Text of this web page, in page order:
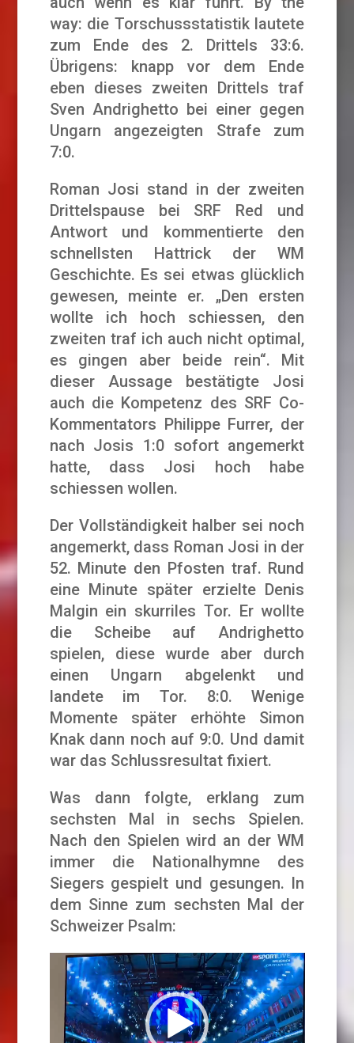
way: die Torschussstatistik lautete
zum Ende des 2. Drittels 33:6.
Übrigens: knapp vor dem Ende
eben dieses zweiten Drittels traf
Sven Andrighetto bei einer gegen
Ungarn angezeigten Strafe zum
7:0.
Roman Josi stand in der zweiten
Drittelspause bei SRF Red und
Antwort und kommentierte den
schnellsten Hattrick der WM
Geschichte. Es sei etwas glücklich
gewesen, meinte er. „Den ersten
wollte ich hoch schiessen, den
zweiten traf ich auch nicht optimal,
es gingen aber beide rein“. Mit
dieser Aussage bestätigte Josi
auch die Kompetenz des SRF Co-
Kommentators Philippe Furrer, der
nach Josis 1:0 sofort angemerkt
hatte, dass Josi hoch habe
schiessen wollen.
Der Vollständigkeit halber sei noch
angemerkt, dass Roman Josi in der
52. Minute den Pfosten traf. Rund
eine Minute später erzielte Denis
Malgin ein skurriles Tor. Er wollte
die Scheibe auf Andrighetto
spielen, diese wurde aber durch
einen Ungarn abgelenkt und
landete im Tor. 8:0. Wenige
Momente später erhöhte Simon
Knak dann noch auf 9:0. Und damit
war das Schlussresultat fixiert.
Was dann folgte, erklang zum
sechsten Mal in sechs Spielen.
Nach den Spielen wird an der WM
immer die Nationalhymne des
Siegers gespielt und gesungen. In
dem Sinne zum sechsten Mal der
Schweizer Psalm:
Video-
Player